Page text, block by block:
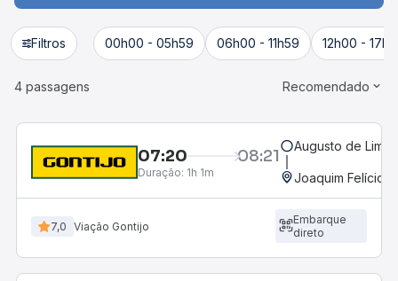
Filtros 00h00 - 05h59 06h00 - 11h59 12h00 -
4 passagens Recomendado
07:20 08:21
Duração: 1h 1m
Augusto de Lima,
Joaquim Felício,
7,0 Viação Gontijo
Embarque
direto